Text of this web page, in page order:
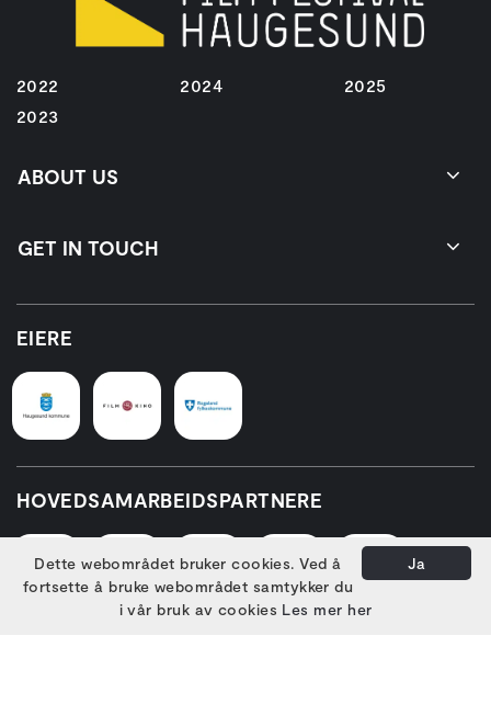
2022
2023
2024 2025
ABOUT US
GET IN TOUCH
EIERE
HOVEDSAMARBEIDSPARTNERE
Ja
Dette webområdet bruker cookies. Ved å
fortsette å bruke webområdet samtykker du
i vår bruk av cookies Les mer her